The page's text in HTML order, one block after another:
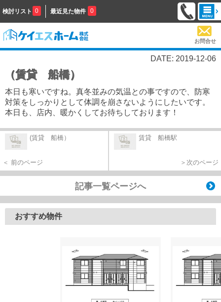
検討リスト 0 最近見た物件 0
お問合せ
DATE: 2019-12-06
（賃貸 船橋）
本日も寒いですね。真冬並みの気温との事ですので、防寒
対策をしっかりとして体調を崩さないようにしたいです。
本日も、店内、暖かくしてお待ちしております！
(賃貸 船橋）
＜ 前のページ
賃貸 船橋駅
＞次のページ
記事一覧ページへ
おすすめ物件